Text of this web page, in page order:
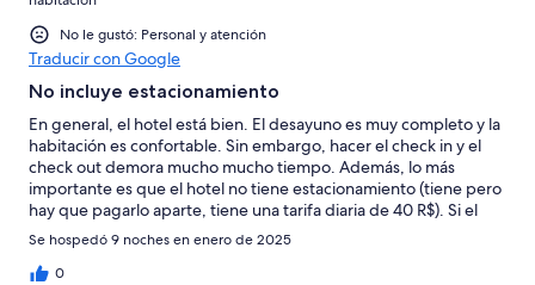
No le gustó: Personal y atención
Traducir con Google
No incluye estacionamiento
En general, el hotel está bien. El desayuno es muy completo y la
habitación es confortable. Sin embargo, hacer el check in y el
check out demora mucho mucho tiempo. Además, lo más
importante es que el hotel no tiene estacionamiento (tiene pero
hay que pagarlo aparte, tiene una tarifa diaria de 40 R$). Si el
hotel dice que tiene estacionamiento, debería estar incluido en
la tarifa. Por ultimo, hubo días que no nos limpiaron el cuarto.
Se hospedó 9 noches en enero de 2025
0